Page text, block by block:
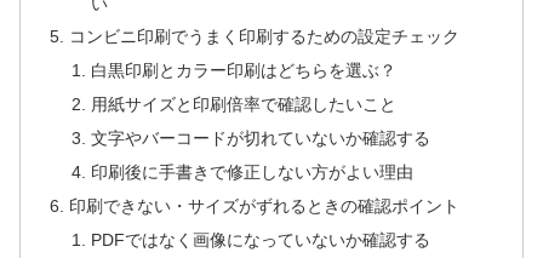
コンビニ印刷でうまく印刷するための設定チェック
白黒印刷とカラー印刷はどちらを選ぶ？
用紙サイズと印刷倍率で確認したいこと
文字やバーコードが切れていないか確認する
印刷後に手書きで修正しない方がよい理由
印刷できない・サイズがずれるときの確認ポイント
PDFではなく画像になっていないか確認する